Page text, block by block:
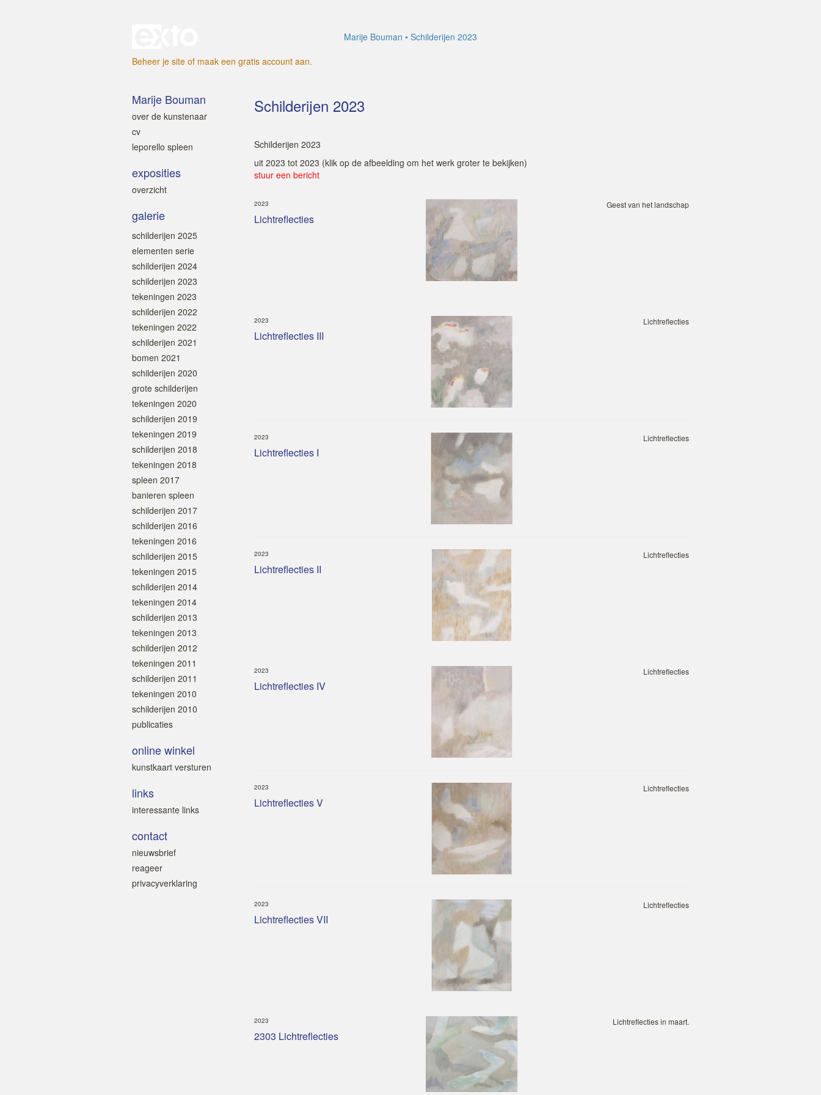
Marije Bouman
Schilderijen 2023
Beheer je site of maak een gratis account aan.
Schilderijen 2023
Schilderijen 2023
uit 2023 tot 2023 (klik op de afbeelding om het werk groter te bekijken)
stuur een bericht
Lichtreflecties
2023 Geest van het landschap
Lichtreflecties III
2023 Lichtreflecties
Lichtreflecties I
2023 Lichtreflecties
Lichtreflecties II
2023 Lichtreflecties
Lichtreflecties IV
2023 Lichtreflecties
Lichtreflecties V
2023 Lichtreflecties
Lichtreflecties VII
2023 Lichtreflecties
2303 Lichtreflecties
2023 Lichtreflecties in maart.
Marije Bouman
over de kunstenaar
cv
leporello spleen
exposities
overzicht
galerie
schilderijen 2025
elementen serie
schilderijen 2024
schilderijen 2023
tekeningen 2023
schilderijen 2022
tekeningen 2022
schilderijen 2021
bomen 2021
schilderijen 2020
grote schilderijen
tekeningen 2020
schilderijen 2019
tekeningen 2019
schilderijen 2018
tekeningen 2018
spleen 2017
banieren spleen
schilderijen 2017
schilderijen 2016
tekeningen 2016
schilderijen 2015
tekeningen 2015
schilderijen 2014
tekeningen 2014
schilderijen 2013
tekeningen 2013
schilderijen 2012
tekeningen 2011
schilderijen 2011
tekeningen 2010
schilderijen 2010
publicaties
online winkel
kunstkaart versturen
links
interessante links
contact
nieuwsbrief
reageer
privacyverklaring